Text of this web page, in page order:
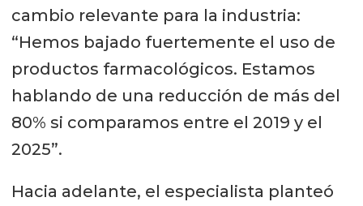
cambio relevante para la industria:
“Hemos bajado fuertemente el uso de
productos farmacológicos. Estamos
hablando de una reducción de más del
80% si comparamos entre el 2019 y el
2025”.
Hacia adelante, el especialista planteó